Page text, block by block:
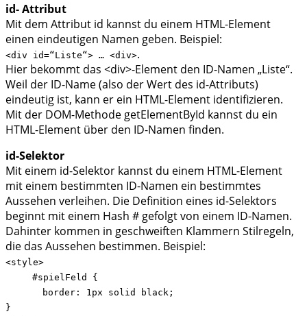
id- Attribut
Mit dem Attribut id kannst du einem HTML-Element
einen eindeutigen Namen geben. Beispiel:
<div id=“Liste“> … <div>.
Hier bekommt das <div>-Element den ID-Namen „Liste“.
Weil der ID-Name (also der Wert des id-Attributs)
eindeutig ist, kann er ein HTML-Element identifizieren.
Mit der DOM-Methode getElementById kannst du ein
HTML-Element über den ID-Namen finden.
id-Selektor
Mit einem id-Selektor kannst du einem HTML-Element
mit einem bestimmten ID-Namen ein bestimmtes
Aussehen verleihen. Die Definition eines id-Selektors
beginnt mit einem Hash # gefolgt von einem ID-Namen.
Dahinter kommen in geschweiften Klammern Stilregeln,
die das Aussehen bestimmen. Beispiel:
<style>
#spielFeld {
border: 1px solid black;
}